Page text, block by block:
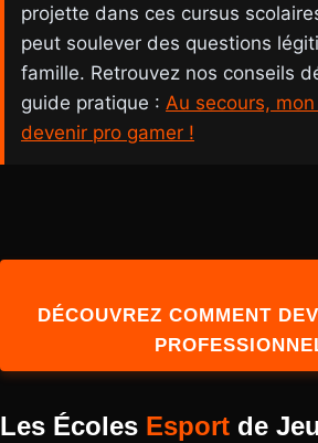
projette dans ces cursus
peut soulever des questions
famille. Retrouvez nos conseils
guide pratique : Au secours,
devenir pro gamer !
DÉCOUVREZ COMMENT
Les Écoles Esport de